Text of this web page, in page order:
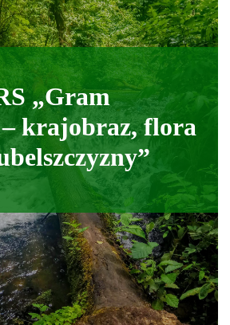
„Gram
– krajobraz, flora